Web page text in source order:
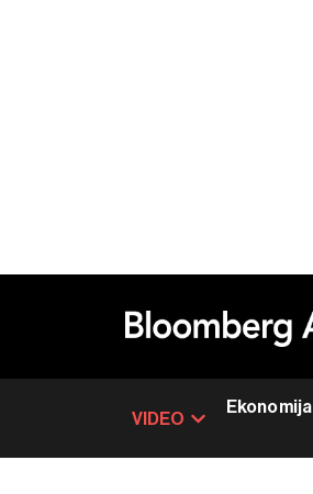
VIDEO
Ekonomija